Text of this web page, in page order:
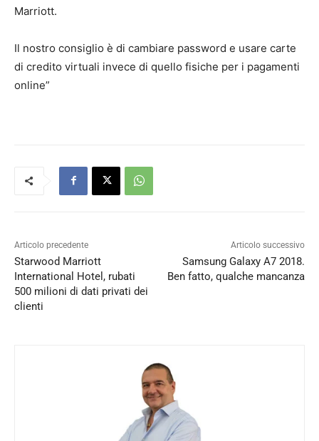
Marriott.
Il nostro consiglio è di cambiare password e usare carte
di credito virtuali invece di quello fisiche per i pagamenti
online”
Articolo precedente
Starwood Marriott
International Hotel, rubati
500 milioni di dati privati dei
clienti
Articolo successivo
Samsung Galaxy A7 2018.
Ben fatto, qualche mancanza